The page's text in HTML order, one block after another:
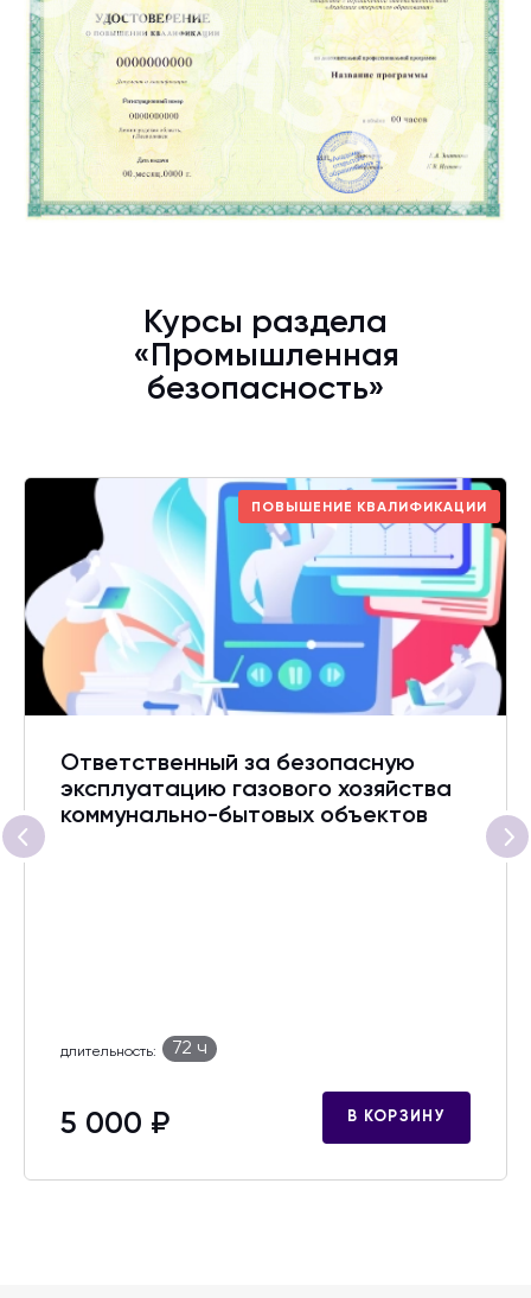
Курсы раздела
«Промышленная
безопасность»
ПОВЫШЕНИЕ КВАЛИФИКАЦИИ
Ответственный за безопасную
эксплуатацию газового хозяйства
коммунально-бытовых объектов
длительность: 72 ч
5 000 ₽ В КОРЗИНУ